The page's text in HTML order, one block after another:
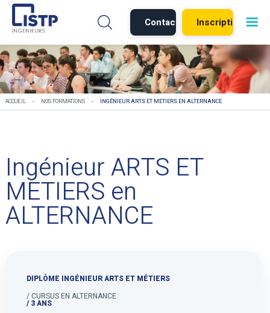
Contact Inscription
ACCUEIL - NOS FORMATIONS - INGÉNIEUR ARTS ET METIERS EN ALTERNANCE
Ingénieur ARTS ET
METIERS en
ALTERNANCE
DIPLÔME INGÉNIEUR ARTS ET MÉTIERS
/ CURSUS EN ALTERNANCE
/ 3 ANS